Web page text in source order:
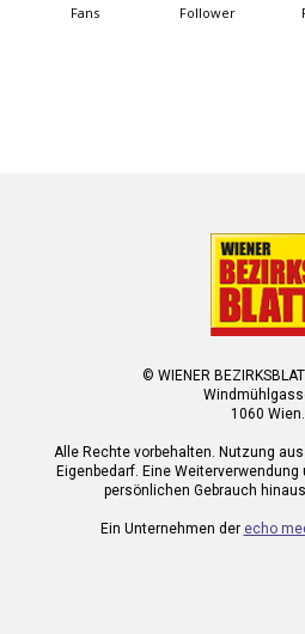
Fans Follower
© WIENER
1060 Wien.
Alle Rechte vorbehalten. Nutzung
Eigenbedarf. Eine
persönlichen Gebrauch
Ein Unternehmen der echo